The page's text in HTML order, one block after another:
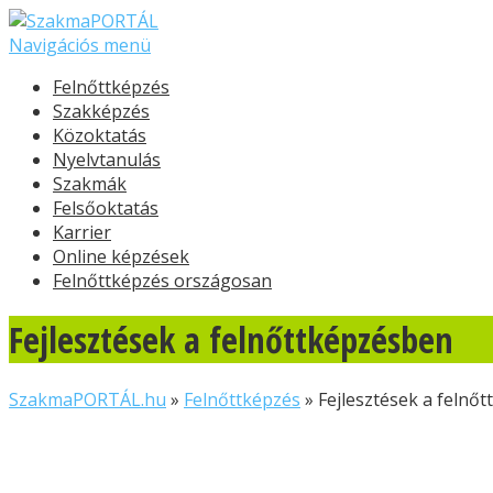
Navigációs menü
Felnőttképzés
Szakképzés
Közoktatás
Nyelvtanulás
Szakmák
Felsőoktatás
Karrier
Online képzések
Felnőttképzés országosan
Fejlesztések a felnőttképzésben
SzakmaPORTÁL.hu » Felnőttképzés » Fejlesztések a